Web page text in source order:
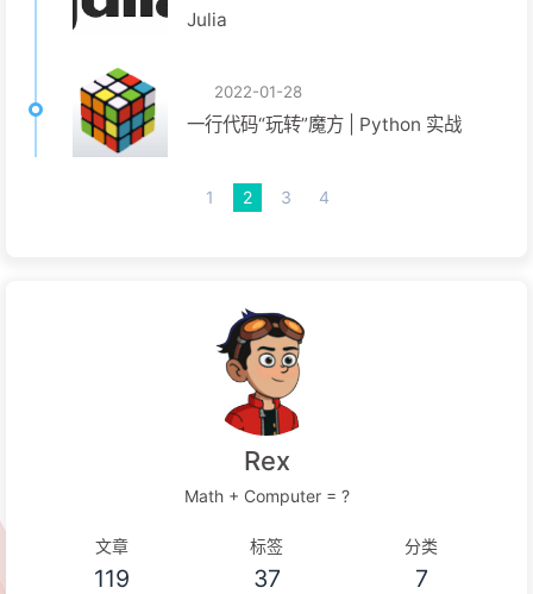
Julia
2022-01-28
一行代码“玩转”魔方 | Python 实战
1 2 3 4
Rex
Math + Computer = ?
文章
119
标签
37
分类
7